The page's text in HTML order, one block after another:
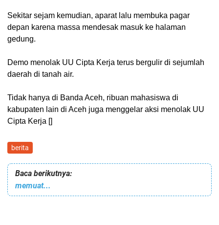
Sekitar sejam kemudian, aparat lalu membuka pagar
depan karena massa mendesak masuk ke halaman
gedung.
Demo menolak UU Cipta Kerja terus bergulir di sejumlah
daerah di tanah air.
Tidak hanya di Banda Aceh, ribuan mahasiswa di
kabupaten lain di Aceh juga menggelar aksi menolak UU
Cipta Kerja []
berita
Baca berikutnya:
memuat...